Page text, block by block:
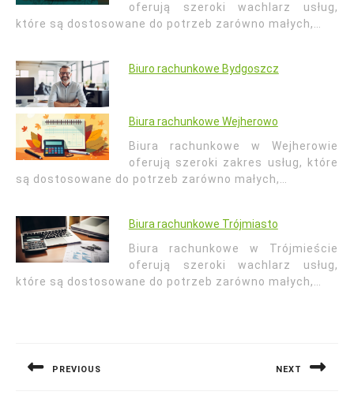
oferują szeroki wachlarz usług,
które są dostosowane do potrzeb zarówno małych,…
Biuro rachunkowe Bydgoszcz
Biura rachunkowe Wejherowo
Biura rachunkowe w Wejherowie
oferują szeroki zakres usług, które
są dostosowane do potrzeb zarówno małych,…
Biura rachunkowe Trójmiasto
Biura rachunkowe w Trójmieście
oferują szeroki wachlarz usług,
które są dostosowane do potrzeb zarówno małych,…
PREVIOUS NEXT